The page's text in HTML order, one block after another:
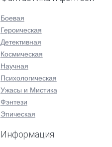
Боевая
Героическая
Детективная
Космическая
Научная
Психологическая
Ужасы и Мистика
Фэнтези
Эпическая
Информация